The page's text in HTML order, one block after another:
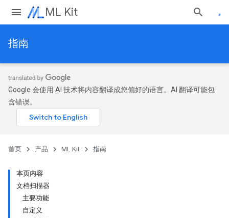
ML Kit
指南
Google 会使用 AI 技术将内容翻译成您偏好的语言。AI 翻译可能包
含错误。
首页 产品 ML Kit 指南
本页内容
文档扫描器
主要功能
自定义